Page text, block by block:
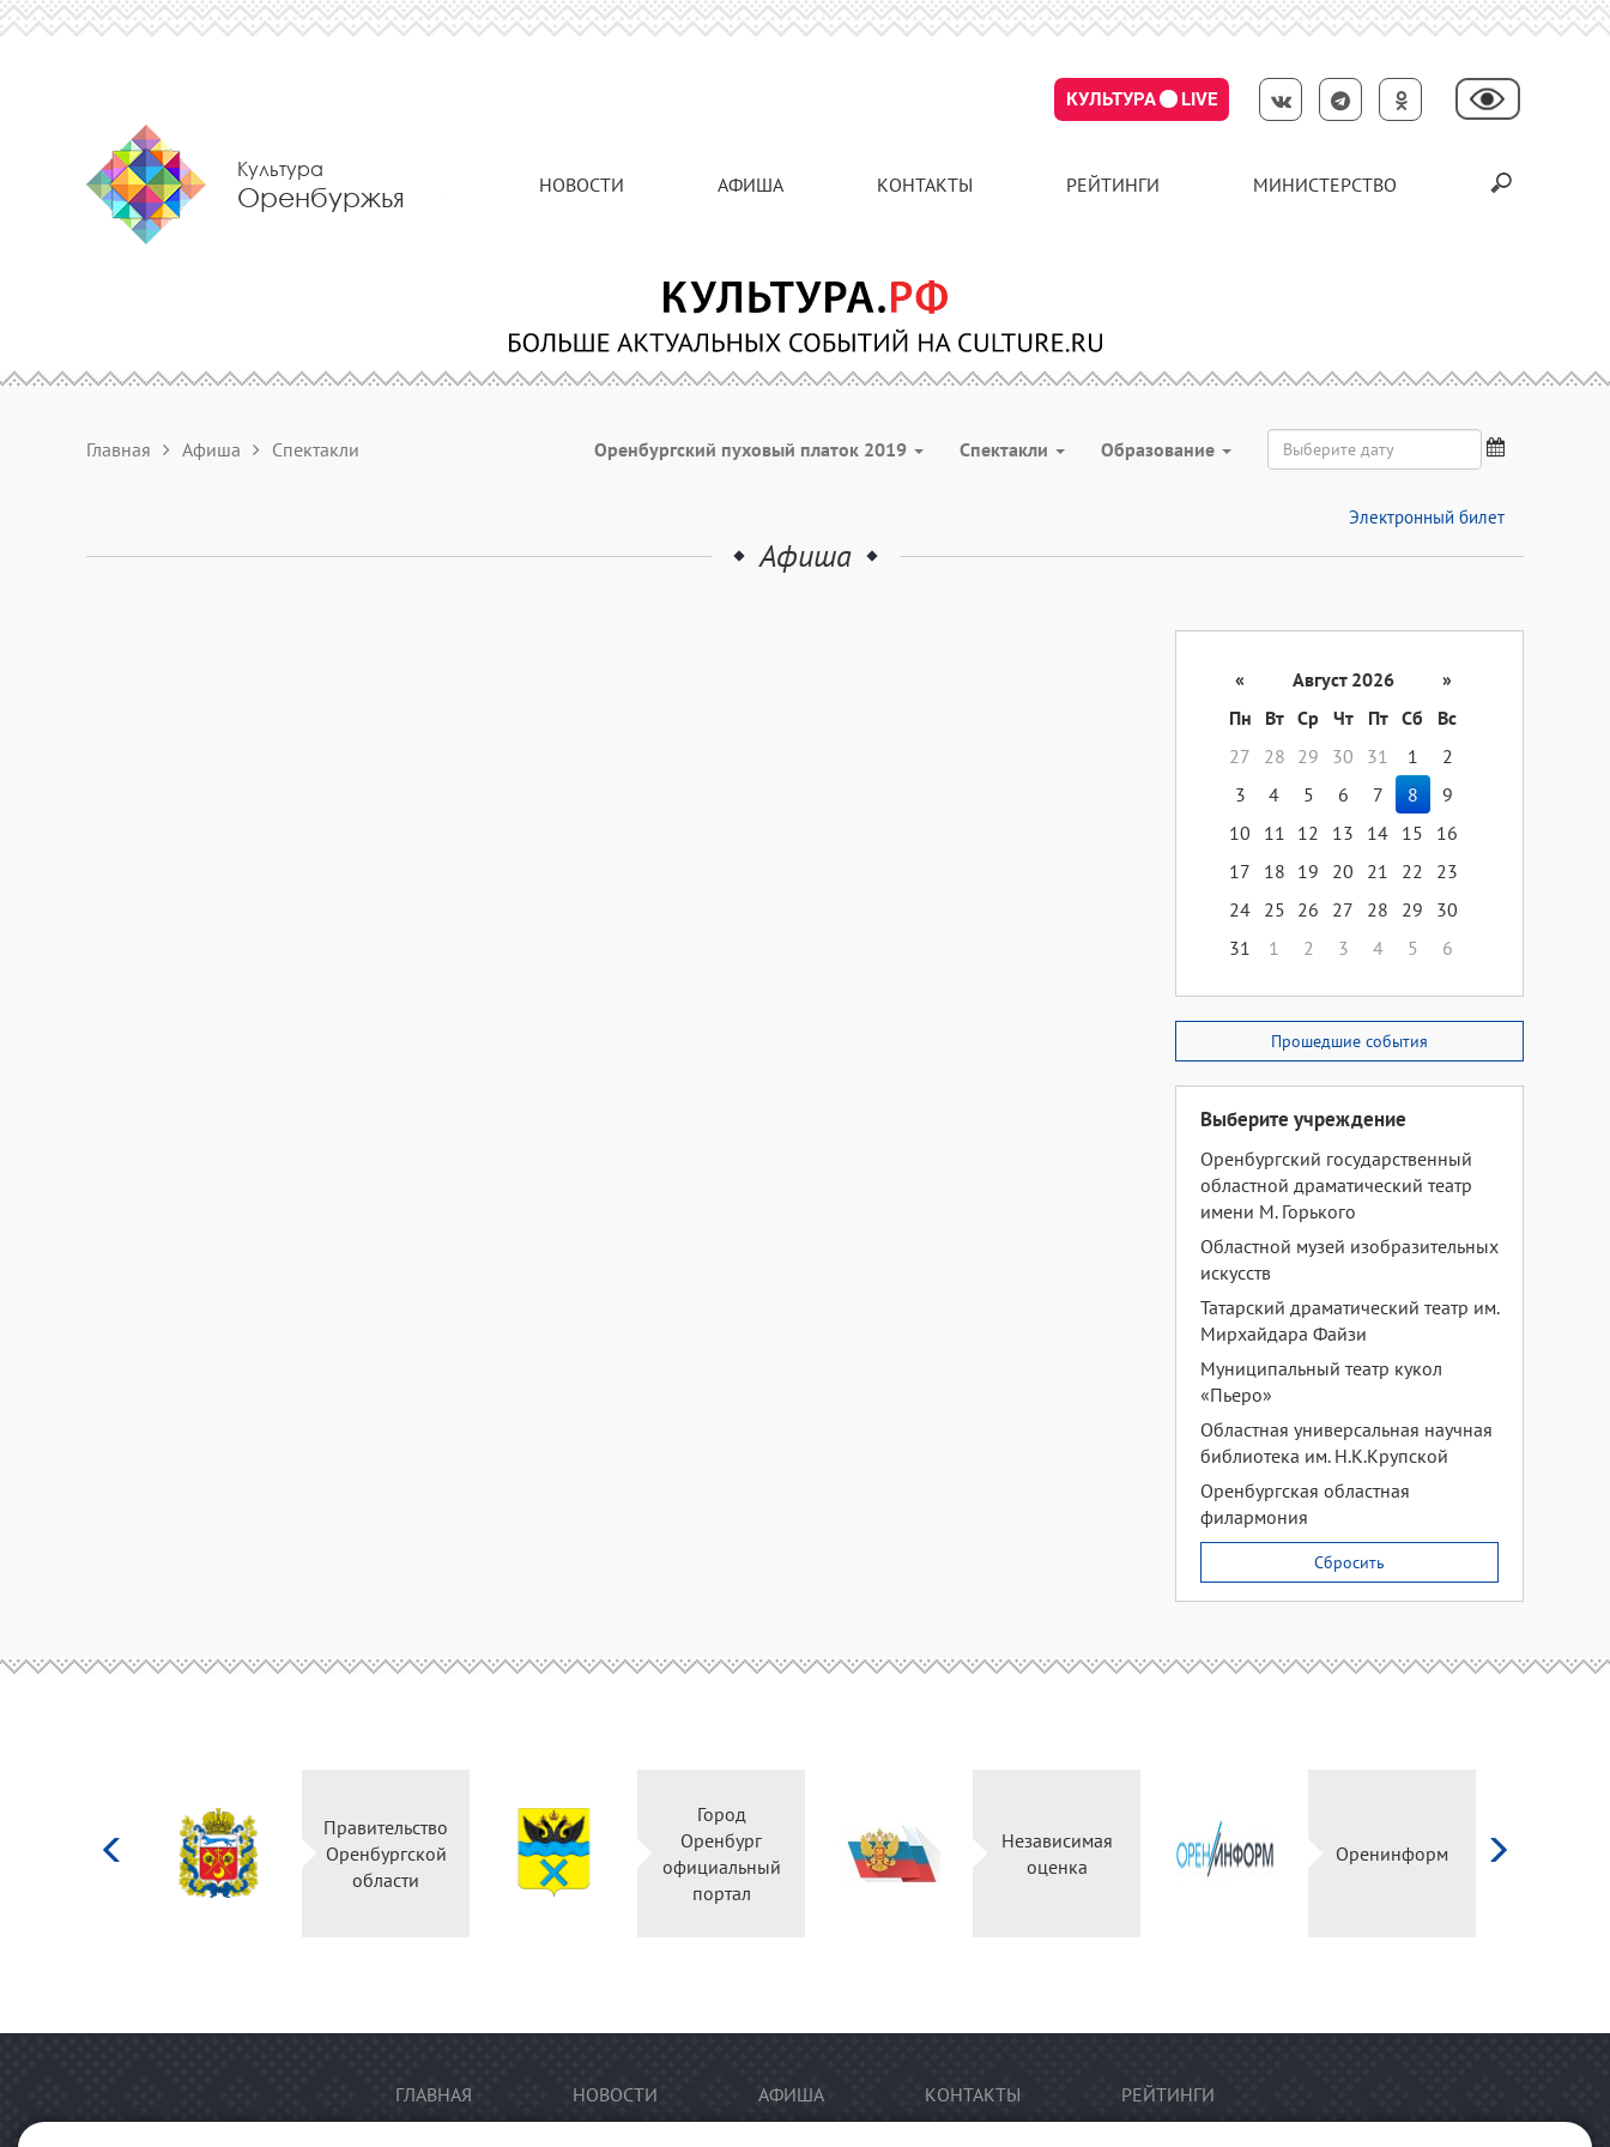
КУЛЬТУРА LIVE
Культура
Оренбуржья НОВОСТИ АФИША КОНТАКТЫ РЕЙТИНГИ МИНИСТЕРСТВО
Главная Афиша Спектакли Оренбургский пуховый платок 2019 Спектакли Образование
Электронный билет
Афиша
« Август 2026
»
Пн
Вт Ср Чт Пт Сб
Вс
27
28 29 30 31 1
2
3
4 5 6 7 8
9
10
11 12 13 14 15
16
17
18 19 20 21 22
23
24 25 26 27 28 29
30
31
1 2 3 4 5 6
Прошедшие события
Выберите учреждение
Оренбургский государственный
областной драматический театр
имени М. Горького
Областной музей изобразительных
искусств
Татарский драматический театр им.
Мирхайдара Файзи
Муниципальный театр кукол
«Пьеро»
Областная универсальная научная
библиотека им. Н.К.Крупской
Оренбургская областная
филармония
Сбросить
Правительство
Оренбургской
области
Город
Оренбург
официальный
портал
Независимая
оценка
Оренинформ
ГЛАВНАЯ НОВОСТИ АФИША КОНТАКТЫ РЕЙТИНГИ